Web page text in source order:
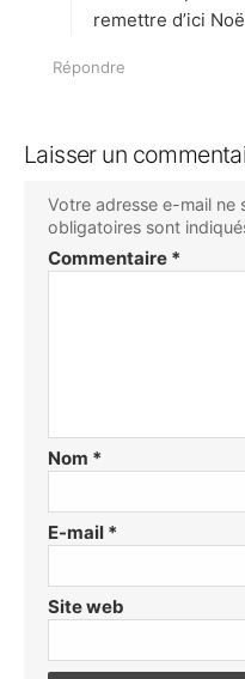
remettre d’ici
Répondre
Laisser un
Votre adresse e-mail ne
obligatoires sont
Commentaire *
Nom *
E-mail *
Site web